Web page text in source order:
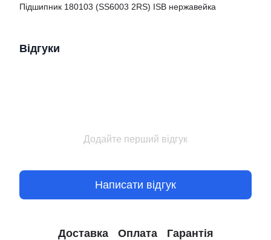
Підшипник 180103 (SS6003 2RS) ISB нержавейка
Відгуки
Додайте перший відгук
Написати відгук
Доставка Оплата Гарантія